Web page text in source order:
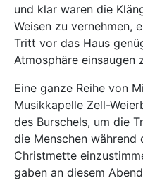
und klar waren die
Weisen zu vernehmen,
Tritt vor das Haus
Atmosphäre einsaugen
Eine ganze Reihe von
Musikkapelle Zell-
des Burschels, um die
die Menschen während
Christmette
gaben an diesem